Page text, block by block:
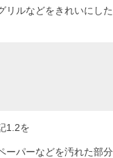
リルなどをきれいにした
1.2を
ーパーなどを汚れた部分